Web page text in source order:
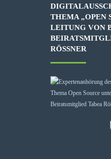
THEMA „OPEN
LEITUNG VON
RÖSSNER